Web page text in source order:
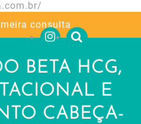
consulta
BETA HCG,
E
CABEÇA-